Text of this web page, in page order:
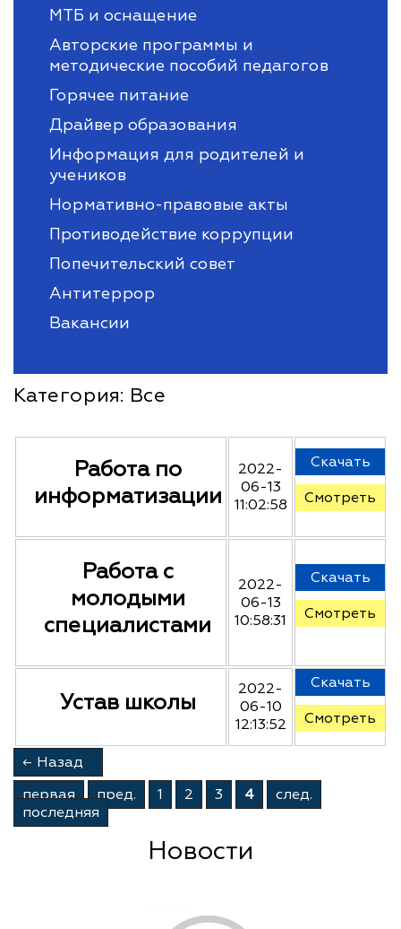
МТБ и оснащение
Авторские программы и
методические пособий педагогов
Горячее питание
Драйвер образования
Информация для родителей и
учеников
Нормативно-правовые акты
Противодействие коррупции
Попечительский совет
Антитеррор
Вакансии
Категория: Все
Работа по
информатизации
2022-
06-13
11:02:58
Скачать
Смотреть
Работа с
молодыми
специалистами
2022-
06-13
10:58:31
Скачать
Смотреть
Устав школы
2022-
06-10
12:13:52
Скачать
Смотреть
← Назад
первая
пред. 1 2 3 4
след.
последняя
Новости